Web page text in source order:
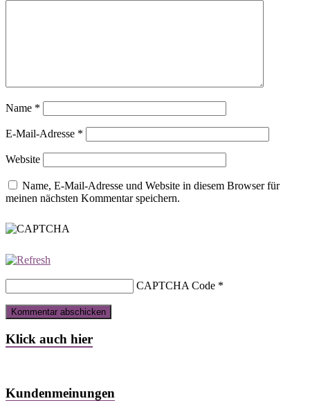
Name *
E-Mail-Adresse *
Website
Name, E-Mail-Adresse und Website in diesem Browser für
meinen nächsten Kommentar speichern.
CAPTCHA Code *
Klick auch hier
Kundenmeinungen